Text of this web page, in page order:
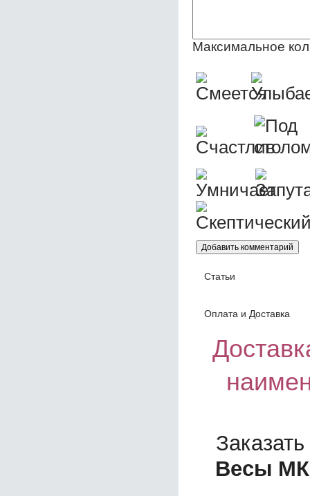
Максимальное
Статьи
Оплата и Доставка
Весы